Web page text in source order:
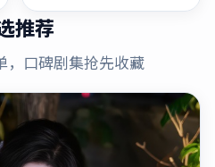
推荐
，口碑剧集抢先收藏